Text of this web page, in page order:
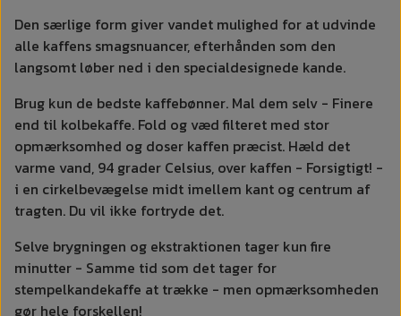
Den særlige form giver vandet mulighed for at udvinde
alle kaffens smagsnuancer, efterhånden som den
langsomt løber ned i den specialdesignede kande.
Brug kun de bedste kaffebønner. Mal dem selv - Finere
end til kolbekaffe. Fold og væd filteret med stor
opmærksomhed og doser kaffen præcist. Hæld det
varme vand, 94 grader Celsius, over kaffen - Forsigtigt! -
i en cirkelbevægelse midt imellem kant og centrum af
tragten. Du vil ikke fortryde det.
Selve brygningen og ekstraktionen tager kun fire
minutter - Samme tid som det tager for
stempelkandekaffe at trække - men opmærksomheden
gør hele forskellen!